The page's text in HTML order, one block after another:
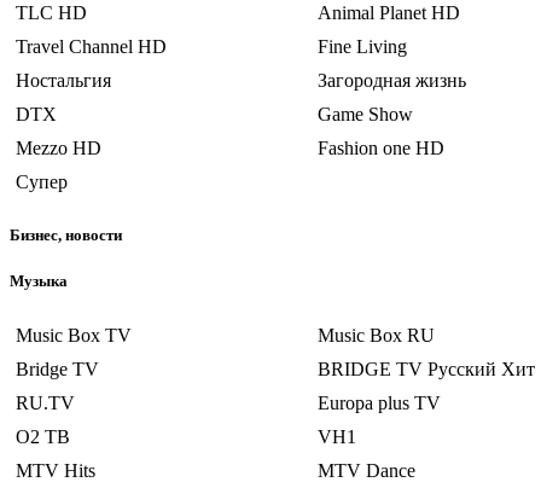
TLC HD
Animal Planet HD
Travel Channel HD
Fine Living
Ностальгия
Загородная жизнь
DTX
Game Show
Mezzo HD
Fashion one HD
Супер
Бизнес, новости
Музыка
Music Box TV
Music Box RU
Bridge TV
BRIDGE TV Русский Хит
RU.TV
Europa plus TV
О2 ТВ
VH1
MTV Hits
MTV Dance